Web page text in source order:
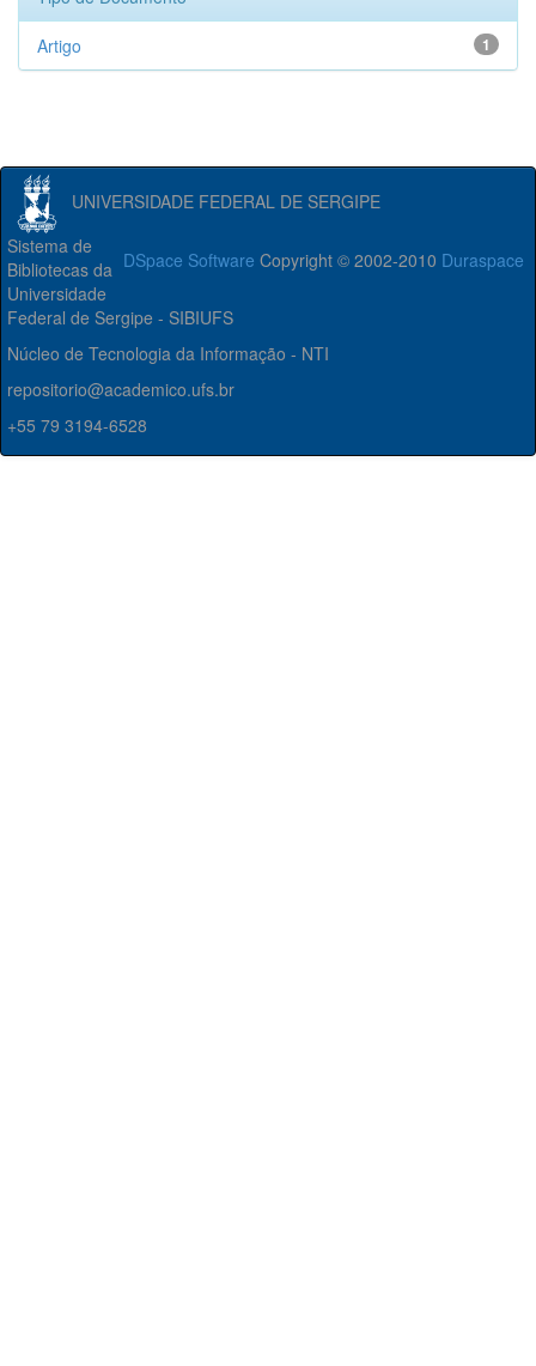
1
Artigo
UNIVERSIDADE FEDERAL DE SERGIPE
DSpace Software Copyright © 2002-2010 Duraspace
Sistema de
Bibliotecas da
Universidade
Federal de Sergipe - SIBIUFS
Núcleo de Tecnologia da Informação - NTI
repositorio@academico.ufs.br
+55 79 3194-6528